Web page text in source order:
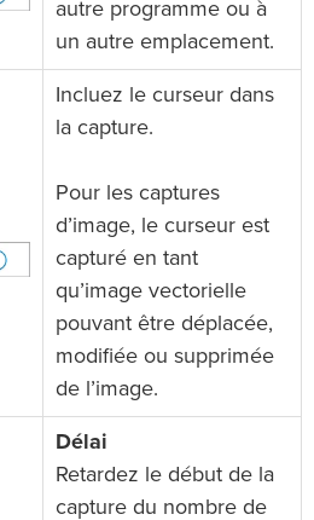
autre programme ou à
un autre emplacement.
Incluez le curseur dans
la capture.
Pour les captures
d’image, le curseur est
capturé en tant
qu’image vectorielle
pouvant être déplacée,
modifiée ou supprimée
de l’image.
Délai
Retardez le début de la
capture du nombre de